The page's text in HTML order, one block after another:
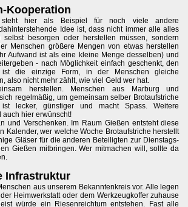
Kooperation
steht hier als Beispiel für noch viele andere
Idee ist, dass nicht immer alle alles
besorgen oder herstellen müssen, sondern
Menschen größere Mengen von etwas herstellen
Aufwand ist als eine kleine Menge desselben) und
- nach Möglichkeit einfach geschenkt, den
ist die einzige Form, in der Menschen gleiche
also nicht mehr zählt, wie viel Geld wer hat.
herstellen. Menschen aus Marburg und
regelmäßig, um gemeinsam selber Brotaufstriche
ist lecker, günstiger und macht Spass. Weitere
auch hier erwünscht!
und Verschenken. Im Raum Gießen entsteht diese
Kalender, wer welche Woche Brotaufstriche herstellt
Gläser für die anderen Beteiligten zur Dienstags-
Gießen mitbringen. Wer mitmachen will, sollte da
Infrastruktur
aus unserem Bekanntenkreis vor. Alle legen
Heimwerkstatt oder dem Werkzeugkoffer zuhause
würde ein Riesenreichtum entstehen. Fast alle